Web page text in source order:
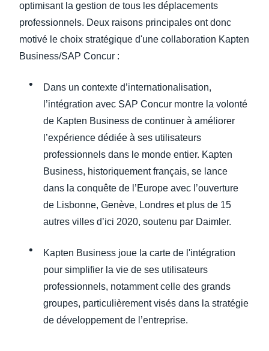
optimisant la gestion de tous les déplacements
professionnels. Deux raisons principales ont donc
motivé le choix stratégique d'une collaboration Kapten
Business/SAP Concur :
Dans un contexte d’internationalisation,
l’intégration avec SAP Concur montre la volonté
de Kapten Business de continuer à améliorer
l’expérience dédiée à ses utilisateurs
professionnels dans le monde entier. Kapten
Business, historiquement français, se lance
dans la conquête de l’Europe avec l’ouverture
de Lisbonne, Genève, Londres et plus de 15
autres villes d’ici 2020, soutenu par Daimler.
Kapten Business joue la carte de l'intégration
pour simplifier la vie de ses utilisateurs
professionnels, notamment celle des grands
groupes, particulièrement visés dans la stratégie
de développement de l’entreprise.